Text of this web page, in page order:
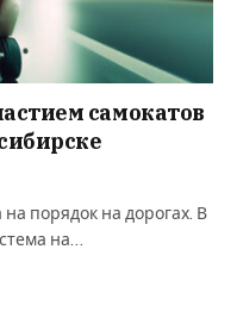
самокатов
порядок на дорогах. В
на…